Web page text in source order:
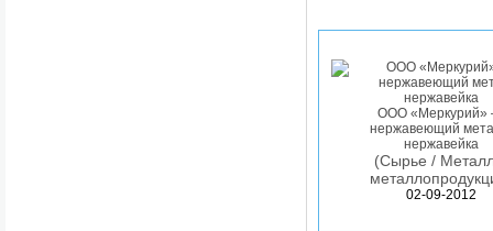
ООО
нержавеющий
нержавейка
(Сырье /
02-09-2012